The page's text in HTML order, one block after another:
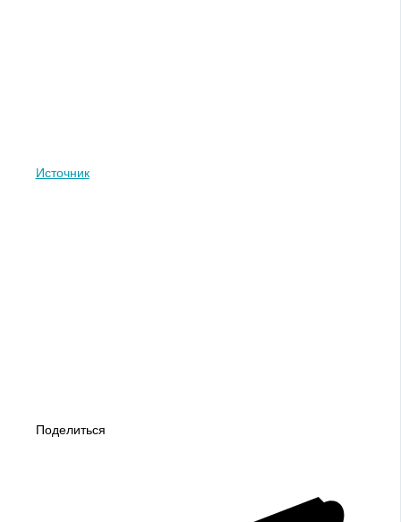
Источник
Поделиться